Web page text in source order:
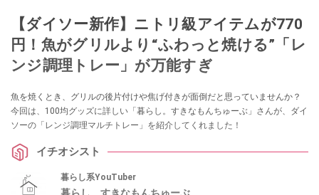
【ダイソー新作】ニトリ級アイテムが770
円！魚がグリルより“ふわっと焼ける”「レ
ンジ調理トレー」が万能すぎ
魚を焼くとき、グリルの後片付けや焦げ付きが面倒だと思っていませんか？
今回は、100均グッズに詳しい「暮らし。すきなもんちゅーぶ」さんが、ダイ
ソーの「レンジ調理マルチトレー」を紹介してくれました！
イチオシスト
暮らし系YouTuber